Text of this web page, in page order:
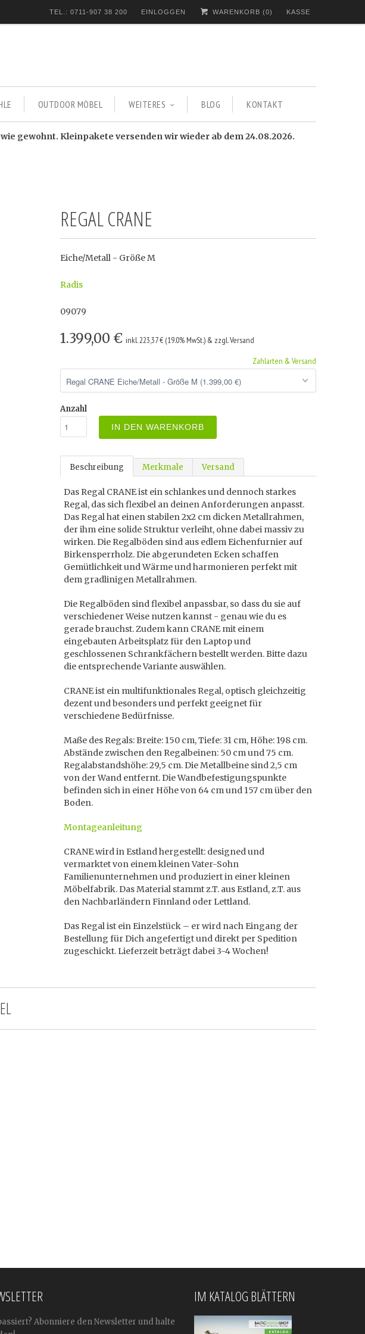
TEL.: 0711-907 38 200 EINLOGGEN WARENKORB (0) KASSE
OUTDOOR MÖBEL WEITERES BLOG KONTAKT
gewohnt. Kleinpakete versenden wir wieder ab dem 24.08.2026.
REGAL CRANE
Eiche/Metall - Größe M
Radis
09079
1.399,00 € inkl. 223,37 € (19.0% MwSt.) & zzgl. Versand
Zahlarten & Versand
Anzahl
IN DEN WARENKORB
Beschreibung Merkmale Versand
Das Regal CRANE ist ein schlankes und dennoch starkes
Regal, das sich flexibel an deinen Anforderungen anpasst.
Das Regal hat einen stabilen 2x2 cm dicken Metallrahmen,
der ihm eine solide Struktur verleiht, ohne dabei massiv zu
wirken. Die Regalböden sind aus edlem Eichenfurnier auf
Birkensperrholz. Die abgerundeten Ecken schaffen
Gemütlichkeit und Wärme und harmonieren perfekt mit
dem gradlinigen Metallrahmen.
Die Regalböden sind flexibel anpassbar, so dass du sie auf
verschiedener Weise nutzen kannst - genau wie du es
gerade brauchst. Zudem kann CRANE mit einem
eingebauten Arbeitsplatz für den Laptop und
geschlossenen Schrankfächern bestellt werden. Bitte dazu
die entsprechende Variante auswählen.
CRANE ist ein multifunktionales Regal, optisch gleichzeitig
dezent und besonders und perfekt geeignet für
verschiedene Bedürfnisse.
Maße des Regals: Breite: 150 cm, Tiefe: 31 cm, Höhe: 198 cm.
Abstände zwischen den Regalbeinen: 50 cm und 75 cm.
Regalabstandshöhe: 29,5 cm. Die Metallbeine sind 2,5 cm
von der Wand entfernt. Die Wandbefestigungspunkte
befinden sich in einer Höhe von 64 cm und 157 cm über den
Boden.
Montageanleitung
CRANE wird in Estland hergestellt: designed und
vermarktet von einem kleinen Vater-Sohn
Familienunternehmen und produziert in einer kleinen
Möbelfabrik. Das Material stammt z.T. aus Estland, z.T. aus
den Nachbarländern Finnland oder Lettland.
Das Regal ist ein Einzelstück – er wird nach Eingang der
Bestellung für Dich angefertigt und direkt per Spedition
zugeschickt. Lieferzeit beträgt dabei 3-4 Wochen!
Abonniere den Newsletter und halte
IM KATALOG BLÄTTERN